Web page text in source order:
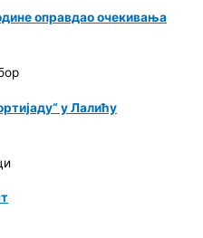
оправдао очекивања
у Лалићу